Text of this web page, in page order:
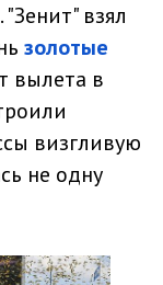
взял
золотые
вылета в
визгливую
не одну